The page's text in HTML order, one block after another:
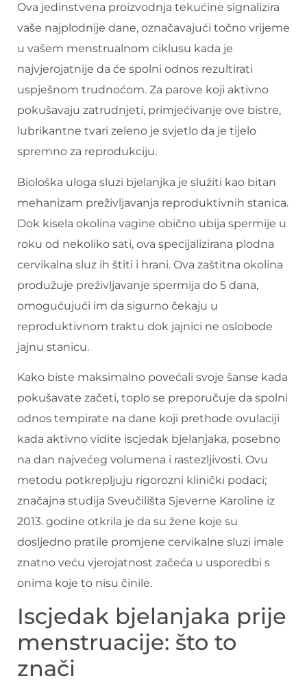
Ova jedinstvena proizvodnja tekućine signalizira
vaše najplodnije dane, označavajući točno vrijeme
u vašem menstrualnom ciklusu kada je
najvjerojatnije da će spolni odnos rezultirati
uspješnom trudnoćom. Za parove koji aktivno
pokušavaju zatrudnjeti, primjećivanje ove bistre,
lubrikantne tvari zeleno je svjetlo da je tijelo
spremno za reprodukciju.
Biološka uloga sluzi bjelanjka je služiti kao bitan
mehanizam preživljavanja reproduktivnih stanica.
Dok kisela okolina vagine obično ubija spermije u
roku od nekoliko sati, ova specijalizirana plodna
cervikalna sluz ih štiti i hrani. Ova zaštitna okolina
produžuje preživljavanje spermija do 5 dana,
omogućujući im da sigurno čekaju u
reproduktivnom traktu dok jajnici ne oslobode
jajnu stanicu.
Kako biste maksimalno povećali svoje šanse kada
pokušavate začeti, toplo se preporučuje da spolni
odnos tempirate na dane koji prethode ovulaciji
kada aktivno vidite iscjedak bjelanjaka, posebno
na dan najvećeg volumena i rastezljivosti. Ovu
metodu potkrepljuju rigorozni klinički podaci;
značajna studija Sveučilišta Sjeverne Karoline iz
2013. godine otkrila je da su žene koje su
dosljedno pratile promjene cervikalne sluzi imale
znatno veću vjerojatnost začeća u usporedbi s
onima koje to nisu činile.
Iscjedak bjelanjaka prije
menstruacije: što to
znači